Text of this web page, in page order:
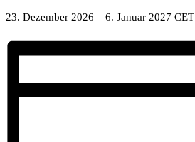
23. Dezember 2026 – 6. Januar 2027 CET